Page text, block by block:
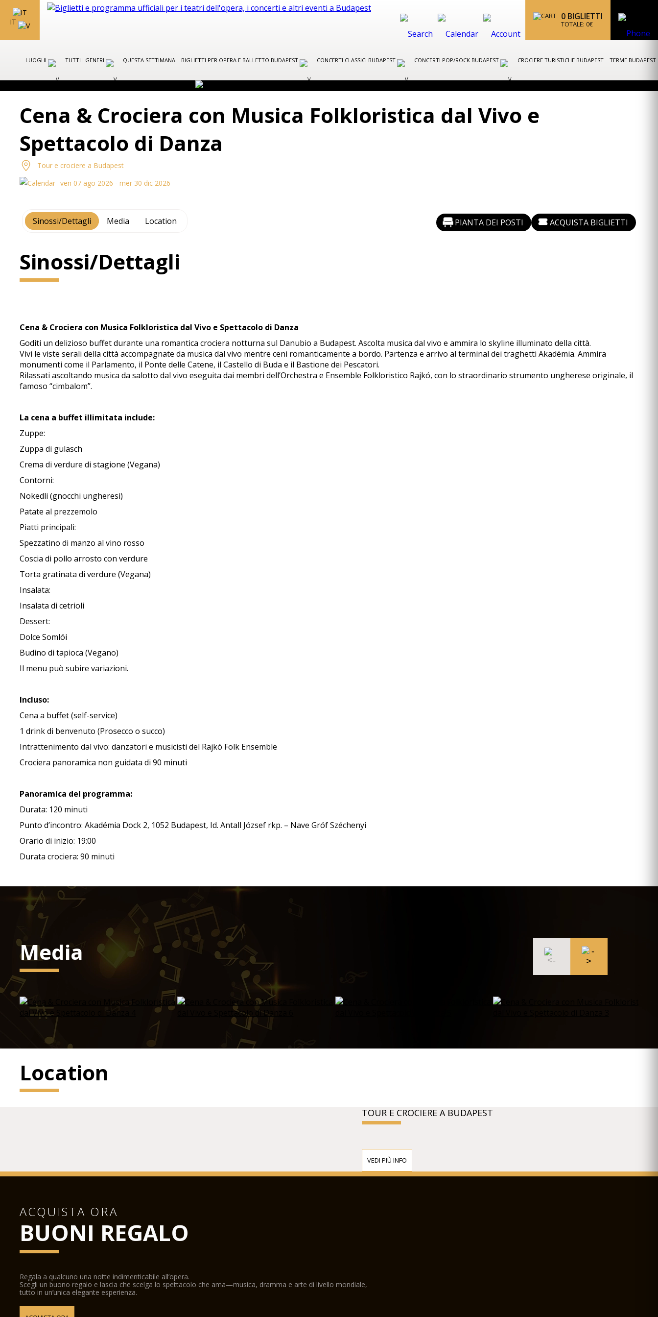
IT
0 BIGLIETTI
TOTALE: 0€
LUOGHI TUTTI I GENERI QUESTA SETTIMANA BIGLIETTI PER OPERA E BALLETTO BUDAPEST CONCERTI CLASSICI BUDAPEST CONCERTI POP/ROCK BUDAPEST CROCIERE TURISTICHE BUDAPEST TERME BUDAPEST
Cena & Crociera con Musica Folkloristica dal Vivo e
Spettacolo di Danza
Tour e crociere a Budapest
ven 07 ago 2026 - mer 30 dic 2026
Sinossi/Dettagli Media Location PIANTA DEI POSTI ACQUISTA BIGLIETTI
Sinossi/Dettagli
Cena & Crociera con Musica Folkloristica dal Vivo e Spettacolo di Danza
Goditi un delizioso buffet durante una romantica crociera notturna sul Danubio a Budapest. Ascolta musica dal vivo e ammira lo skyline illuminato della città.
Vivi le viste serali della città accompagnate da musica dal vivo mentre ceni romanticamente a bordo. Partenza e arrivo al terminal dei traghetti Akadémia. Ammira
monumenti come il Parlamento, il Ponte delle Catene, il Castello di Buda e il Bastione dei Pescatori.
Rilassati ascoltando musica da salotto dal vivo eseguita dai membri dell’Orchestra e Ensemble Folkloristico Rajkó, con lo straordinario strumento ungherese originale, il
famoso “cimbalom”.
La cena a buffet illimitata include:
Zuppe:
Zuppa di gulasch
Crema di verdure di stagione (Vegana)
Contorni:
Nokedli (gnocchi ungheresi)
Patate al prezzemolo
Piatti principali:
Spezzatino di manzo al vino rosso
Coscia di pollo arrosto con verdure
Torta gratinata di verdure (Vegana)
Insalata:
Insalata di cetrioli
Dessert:
Dolce Somlói
Budino di tapioca (Vegano)
Il menu può subire variazioni.
Incluso:
Cena a buffet (self-service)
1 drink di benvenuto (Prosecco o succo)
Intrattenimento dal vivo: danzatori e musicisti del Rajkó Folk Ensemble
Crociera panoramica non guidata di 90 minuti
Panoramica del programma:
Durata: 120 minuti
Punto d’incontro: Akadémia Dock 2, 1052 Budapest, Id. Antall József rkp. – Nave Gróf Széchenyi
Orario di inizio: 19:00
Durata crociera: 90 minuti
Media
Location
TOUR E CROCIERE A BUDAPEST
VEDI PIÙ INFO
ACQUISTA ORA
BUONI REGALO
Regala a qualcuno una notte indimenticabile all’opera.
Scegli un buono regalo e lascia che scelga lo spettacolo che ama—musica, dramma e arte di livello mondiale,
tutto in un’unica elegante esperienza.